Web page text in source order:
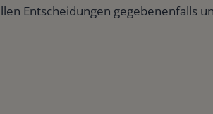
Entscheidungen gegebenenfalls